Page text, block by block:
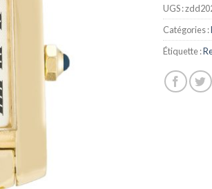
UGS :
Catégories :
Étiquette :